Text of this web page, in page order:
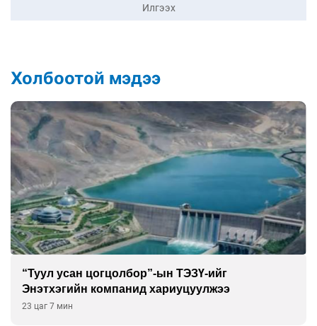
Илгээх
Холбоотой мэдээ
Их зохиолчийн уран бүтээл, туурвил зүйн
онцлогийг олон улсын судлаачид хэлэлцлээ
17 цаг 7 мин